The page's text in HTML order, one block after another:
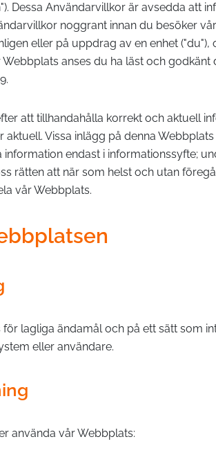
Dessa Användarvillkor är avsedda att
noggrant innan du besöker
eller på uppdrag av en enhet
anses du ha läst och
att tillhandahålla korrekt och aktuell
Vissa inlägg på denna
endast i informationssyfte;
rätten att när som helst och utan
vår Webbplats.
lagliga ändamål och på ett sätt som
eller användare.
använda vår Webbplats: